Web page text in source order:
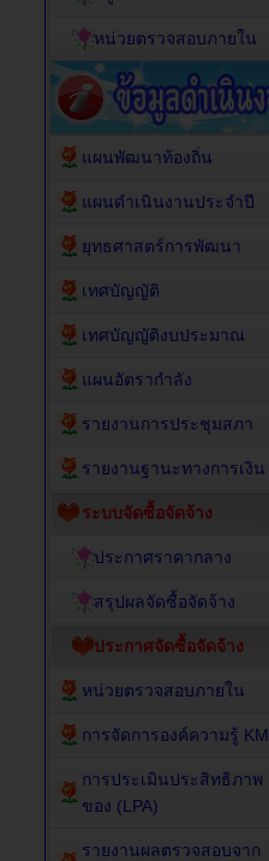
หน่วยตรวจสอบภายใน
แผนพัฒนาท้องถิ่น
แผนดำเนินงานประจำปี
ยุทธศาสตร์การพัฒนา
เทศบัญญัติ
เทศบัญญัติงบประมาณ
แผนอัตรากำลัง
รายงานการประชุมสภา
รายงานฐานะทางการเงิน
ระบบจัดซื้อจัดจ้าง
ประกาศราคากลาง
สรุปผลจัดซื้อจัดจ้าง
ประกาศจัดซื้อจัดจ้าง
หน่วยตรวจสอบภายใน
การจัดการองค์ความรู้ KM
การประเมินประสิทธิภาพ
ของ (LPA)
รายงานผลตรวจสอบจาก